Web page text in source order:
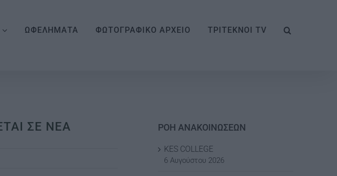
ΩΦΕΛΗΜΑΤΑ ΦΩΤΟΓΡΑΦΙΚΟ ΑΡΧΕΙΟ ΤΡΙΤΕΚΝΟΙ TV
ΣΕ ΝΕΑ ΡΟΗ ΑΝΑΚΟΙΝΩΣΕΩΝ
KES COLLEGE
6 Αυγούστου 2026